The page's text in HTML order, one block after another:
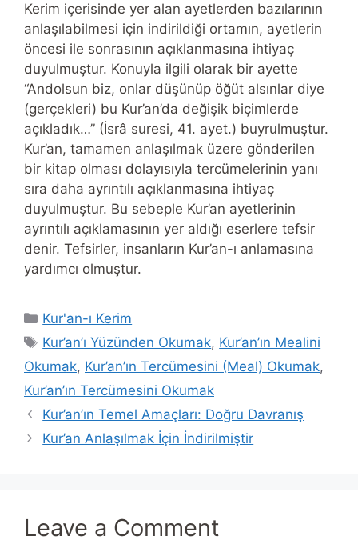
Kerim içerisinde yer alan ayetlerden bazılarının
anlaşılabilmesi için indirildiği ortamın, ayetlerin
öncesi ile sonrasının açıklanmasına ihtiyaç
duyulmuştur. Konuyla ilgili olarak bir ayette
“Andolsun biz, onlar düşünüp öğüt alsınlar diye
(gerçekleri) bu Kur’an’da değişik biçimlerde
açıkladık…” (İsrâ suresi, 41. ayet.) buyrulmuştur.
Kur’an, tamamen anlaşılmak üzere gönderilen
bir kitap olması dolayısıyla tercümelerinin yanı
sıra daha ayrıntılı açıklanmasına ihtiyaç
duyulmuştur. Bu sebeple Kur’an ayetlerinin
ayrıntılı açıklamasının yer aldığı eserlere tefsir
denir. Tefsirler, insanların Kur’an-ı anlamasına
yardımcı olmuştur.
Categories
Kur'an-ı Kerim
Tags
Kur’an’ı Yüzünden Okumak, Kur’an’ın Mealini
Okumak, Kur’an’ın Tercümesini (Meal) Okumak,
Kur’an’ın Tercümesini Okumak
Kur’an’ın Temel Amaçları: Doğru Davranış
Kur’an Anlaşılmak İçin İndirilmiştir
Leave a Comment